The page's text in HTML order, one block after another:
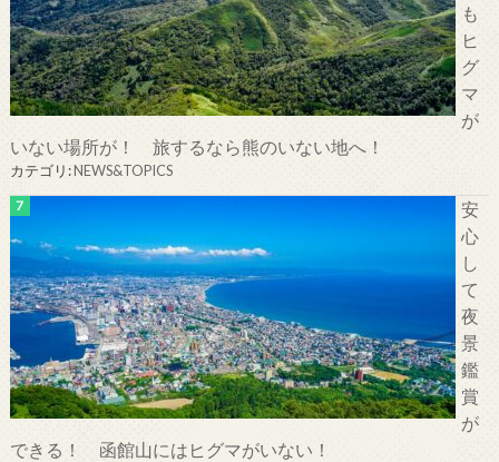
も
ヒ
グ
マ
が
いない場所が！ 旅するなら熊のいない地へ！
カテゴリ:NEWS&TOPICS
安
心
し
て
夜
景
鑑
賞
が
できる！ 函館山にはヒグマがいない！